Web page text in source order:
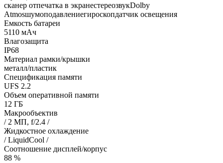
сканер отпечатка в экранестереозвукDolby
Atmosшумоподавлениегироскопдатчик освещения
Емкость батареи
5110 мАч
Влагозащита
IP68
Материал рамки/крышки
металл/пластик
Спецификация памяти
UFS 2.2
Объем оперативной памяти
12 ГБ
Макрообъектив
/ 2 МП, f/2.4 /
Жидкостное охлаждение
/ LiquidCool /
Соотношение дисплей/корпус
88 %